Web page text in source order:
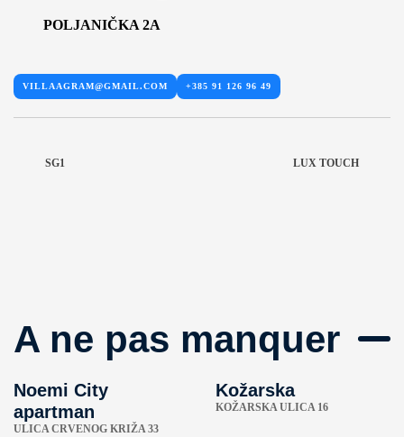
POLJANIČKA 2A
VILLAAGRAM@GMAIL.COM +385 91 126 96 49
SG1 LUX TOUCH
A ne pas manquer
Noemi City
apartman
ULICA CRVENOG KRIŽA 33
Kožarska
KOŽARSKA ULICA 16